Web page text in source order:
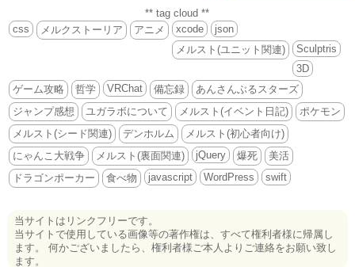
** tag cloud **
css
メルクストーリア アニメ xcode
json
メルスト(ユニット関連)
Sculptris
3D
ゲーム攻略
哲学 VRChat 備忘録
あんさんぶるスターズ
ジャンプ感想
ユガラボについて メルスト(イベント日記)
ポケモン
メルスト(シード関連)
デンホルム
メルスト(初心者向け)
にゃんこ大戦争
メルスト(裏面関連) jQuery 爆死
美活
ドラゴンポーカー
食べ物 javascript WordPress swift
当サイトはリンクフリーです。
当サイトで使用している画像等の著作権は、すべて権利者様に帰属し
ます。 何かございましたら、権利者様ご本人よりご連絡をお願い致し
ます。